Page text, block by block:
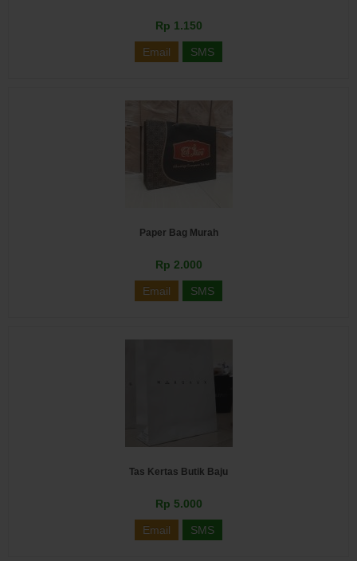
Rp 1.150
Email SMS
Paper Bag Murah
Rp 2.000
Email SMS
Tas Kertas Butik Baju
Rp 5.000
Email SMS